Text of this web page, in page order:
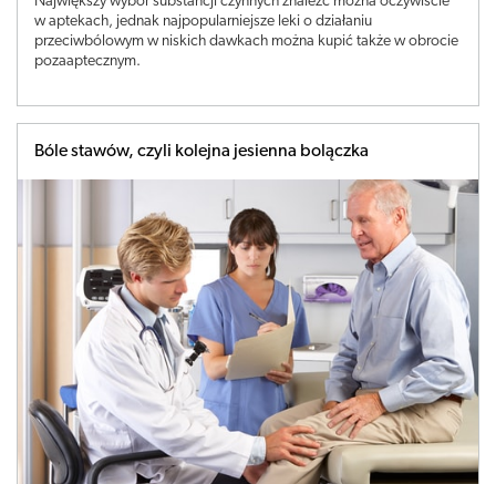
w aptekach, jednak najpopularniejsze leki o działaniu
przeciwbólowym w niskich dawkach można kupić także w obrocie
pozaaptecznym.
Bóle stawów, czyli kolejna jesienna bolączka